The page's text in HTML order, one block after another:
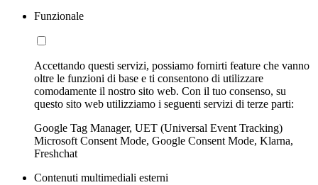
Funzionale
Accettando questi servizi, possiamo fornirti feature che vanno
oltre le funzioni di base e ti consentono di utilizzare
comodamente il nostro sito web. Con il tuo consenso, su
questo sito web utilizziamo i seguenti servizi di terze parti:
Google Tag Manager, UET (Universal Event Tracking)
Microsoft Consent Mode, Google Consent Mode, Klarna,
Freshchat
Contenuti multimediali esterni